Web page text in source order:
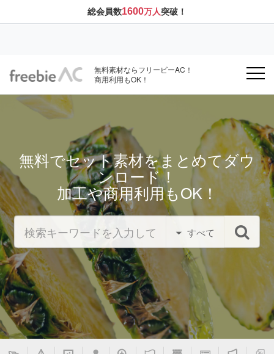
総会員数1600万人突破！
無料素材ならフリービーAC！
商用利用もOK！
無料でセット素材をまとめてダウ
ンロード！
加工や商用利用もOK！
すべて